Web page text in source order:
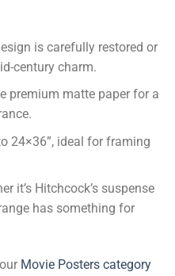
is carefully restored or
century charm.
premium matte paper for a
24×36”, ideal for framing
it’s Hitchcock’s suspense
has something for
Movie Posters category